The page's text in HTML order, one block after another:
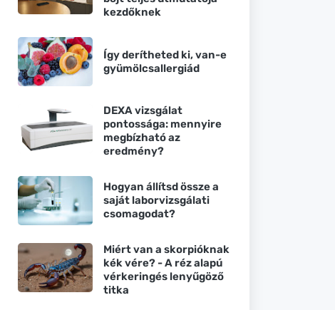
kezdőknek
Így derítheted ki, van-e
gyümölcsallergiád
DEXA vizsgálat
pontossága: mennyire
megbízható az
eredmény?
Hogyan állítsd össze a
saját laborvizsgálati
csomagodat?
Miért van a skorpióknak
kék vére? - A réz alapú
vérkeringés lenyűgöző
titka